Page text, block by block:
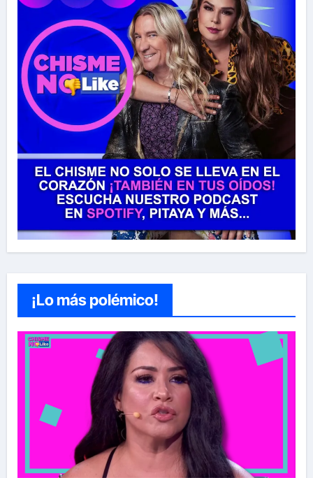
¡Lo más polémico!